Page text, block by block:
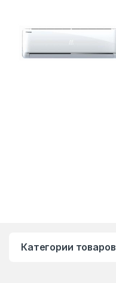
Категории товаров